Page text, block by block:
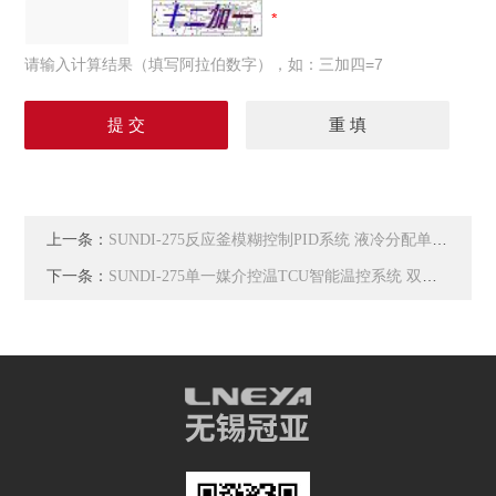
请输入计算结果（填写阿拉伯数字），如：三加四=7
上一条： SUNDI-275反应釜模糊控制PID系统 液冷分配单元CDU
下一条： SUNDI-275单一媒介控温TCU智能温控系统 双通道水冷机